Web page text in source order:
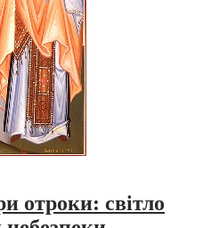
отроки: світло